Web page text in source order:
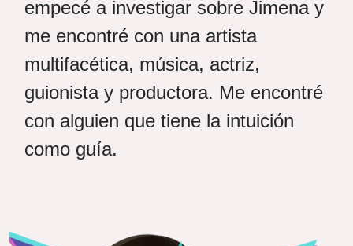
empecé a investigar sobre Jimena y
me encontré con una artista
multifacética, música, actriz,
guionista y productora. Me encontré
con alguien que tiene la intuición
como guía.